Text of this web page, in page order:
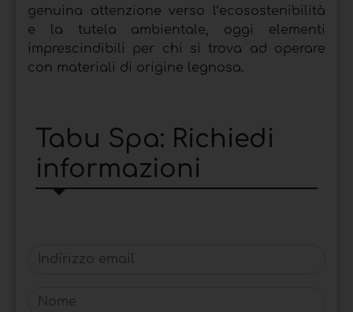
genuina attenzione verso l’ecosostenibilità
e la tutela ambientale, oggi elementi
imprescindibili per chi si trova ad operare
con materiali di origine legnosa.
Tabu Spa: Richiedi
informazioni
Indirizzo email
Nome